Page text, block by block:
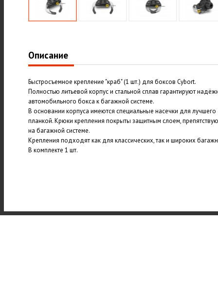
Описание
Быстросъемное крепление "краб" (1 шт.) для боксов Cybort.
Полностью литьевой корпус и стальной сплав гарантируют
автомобильного бокса к багажной системе.
В основании корпуса имеются специальные насечки для
планкой. Крюки крепления покрыты защитным слоем,
на багажной системе.
Крепления подходят как для классических, так и широких
В комплекте 1 шт.